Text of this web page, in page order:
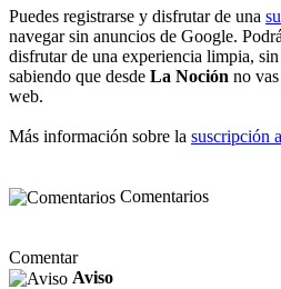
Puedes registrarse y disfrutar de una
navegar sin anuncios de Google.
disfrutar de una experiencia limpia,
sabiendo que desde La Noción no
web.
Más información sobre la suscripción
Comentarios
Comentar
Aviso